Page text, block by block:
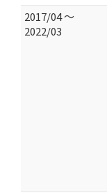
2017/04 ～
2022/03